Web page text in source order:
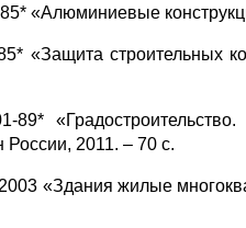
«Алюминиевые
«Защита строительных
«Градостроительство.
России, 2011. – 70 с.
«Здания жилые